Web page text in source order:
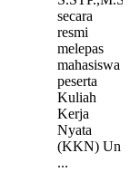
secara
resmi
melepas
mahasiswa
peserta
Kuliah
Kerja
Nyata
(KKN) Un
...